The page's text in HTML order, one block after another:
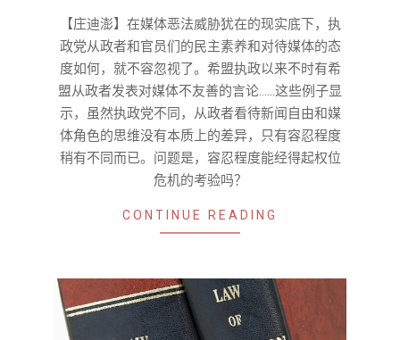
【庄迪澎】在媒体恶法威胁犹在的现实底下，执
政党从政者和官员们的民主素养和对待媒体的态
度如何，就不容忽视了。希盟执政以来不时有希
盟从政者发表对媒体不友善的言论……这些例子显
示，虽然执政党不同，从政者看待新闻自由和媒
体角色的思维没有本质上的差异，只有容忍程度
稍有不同而已。问题是，容忍程度能经得起权位
危机的考验吗？
CONTINUE READING